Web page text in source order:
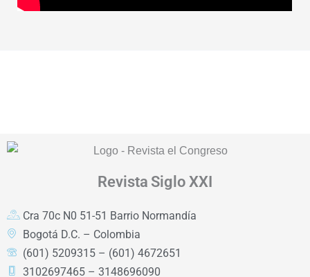
Revista Siglo XXI
Cra 70c N0 51-51 Barrio Normandía
Bogotá D.C. – Colombia
(601) 5209315 – (601) 4672651
3102697465 – 3148696090